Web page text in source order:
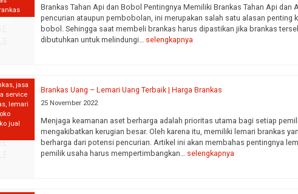
Brankas Tahan Api dan Bobol Pentingnya Memiliki Brankas Tahan Api
pencurian ataupun pembobolan, ini merupakan salah satu alasan penting
bobol. Sehingga saat membeli brankas harus dipastikan jika brankas
dibutuhkan untuk melindungi… selengkapnya
,jasa
service
, lemari
jual
Brankas Uang – Lemari Uang Terbaik | Harga Brankas
25 November 2022
Menjaga keamanan aset berharga adalah prioritas utama bagi setiap
mengakibatkan kerugian besar. Oleh karena itu, memiliki lemari brankas
berharga dari potensi pencurian. Artikel ini akan membahas pentingnya
pemilik usaha harus mempertimbangkan… selengkapnya
CS
GOLD L-95
Tersedia Tersedia